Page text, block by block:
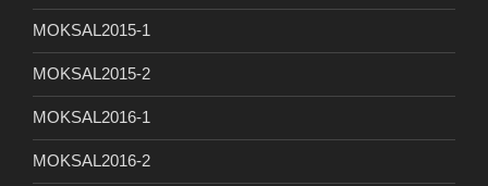
MOKSAL2015-1
MOKSAL2015-2
MOKSAL2016-1
MOKSAL2016-2